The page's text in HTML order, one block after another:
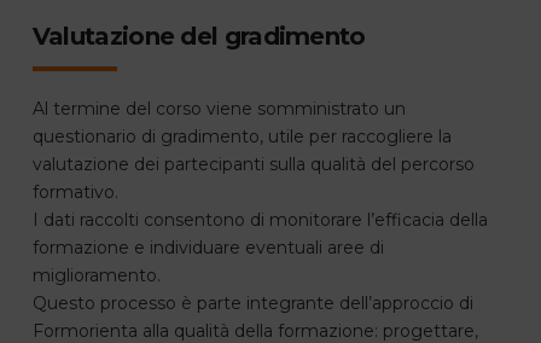
Valutazione del gradimento
Al termine del corso viene somministrato un
questionario di gradimento, utile per raccogliere la
valutazione dei partecipanti sulla qualità del percorso
formativo.
I dati raccolti consentono di monitorare l’efficacia della
formazione e individuare eventuali aree di
miglioramento.
Questo processo è parte integrante dell’approccio di
Formorienta alla qualità della formazione: progettare,